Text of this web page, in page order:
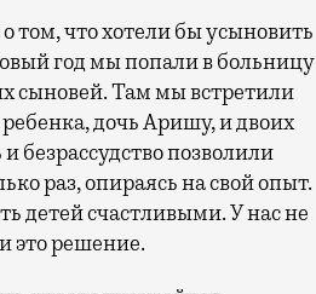
том, что хотели бы усыновить
год мы попали в больницу
сыновей. Там мы встретили
дочь Аришу, и двоих
позволили
раз, опираясь на свой опыт.
детей счастливыми. У нас не
это решение.